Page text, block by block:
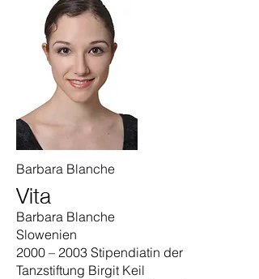
Barbara Blanche
Vita
Barbara Blanche
Slowenien
2000 – 2003 Stipendiatin der
Tanzstiftung Birgit Keil